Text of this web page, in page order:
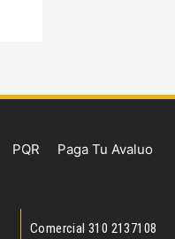
PQR Paga Tu Avaluo
Comercial 310 2137108